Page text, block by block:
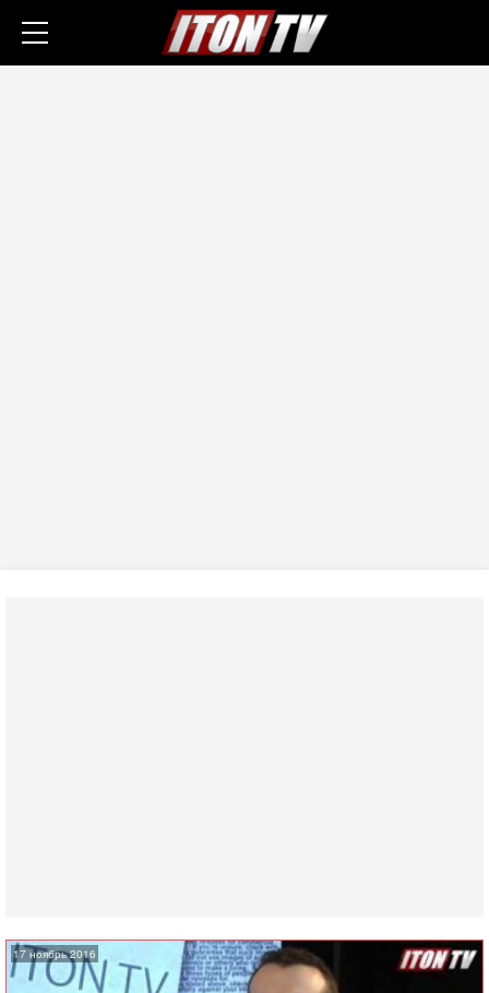
17 ноябрь 2016